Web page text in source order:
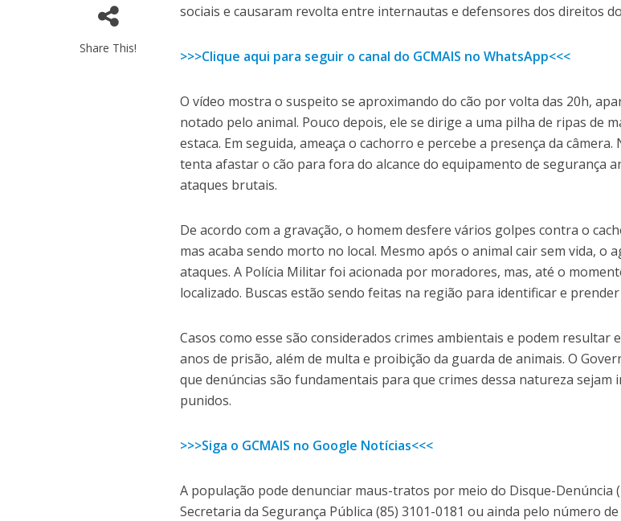
Share This!
sociais e causaram revolta entre internautas e defensores dos direitos
>>>Clique aqui para seguir o canal do GCMAIS no WhatsApp<<<
O vídeo mostra o suspeito se aproximando do cão por volta das 20h,
notado pelo animal. Pouco depois, ele se dirige a uma pilha de ripas de
estaca. Em seguida, ameaça o cachorro e percebe a presença da câmera.
tenta afastar o cão para fora do alcance do equipamento de segurança
ataques brutais.
De acordo com a gravação, o homem desfere vários golpes contra o
mas acaba sendo morto no local. Mesmo após o animal cair sem vida, o
ataques. A Polícia Militar foi acionada por moradores, mas, até o
localizado. Buscas estão sendo feitas na região para identificar e
Casos como esse são considerados crimes ambientais e podem resultar
anos de prisão, além de multa e proibição da guarda de animais. O
que denúncias são fundamentais para que crimes dessa natureza sejam
punidos.
>>>Siga o GCMAIS no Google Notícias<<<
A população pode denunciar maus-tratos por meio do Disque-Denúncia
Secretaria da Segurança Pública (85) 3101-0181 ou ainda pelo número